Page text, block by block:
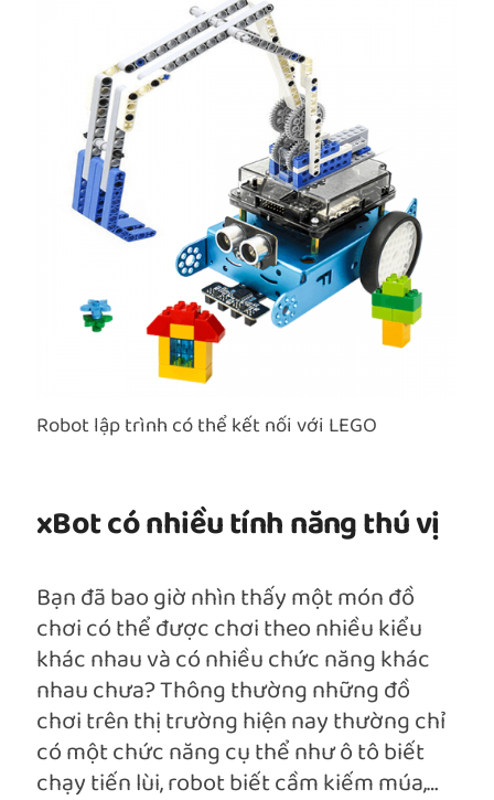
Robot lập trình có thể kết nối với LEGO
xBot có nhiều tính năng thú vị
Bạn đã bao giờ nhìn thấy một món đồ
chơi có thể được chơi theo nhiều kiểu
khác nhau và có nhiều chức năng khác
nhau chưa? Thông thường những đồ
chơi trên thị trường hiện nay thường chỉ
có một chức năng cụ thể như ô tô biết
chạy tiến lùi, robot biết cầm kiếm múa,…